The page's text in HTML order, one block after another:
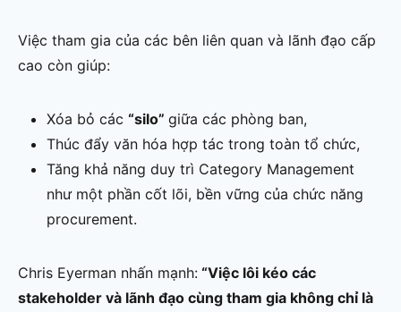
Việc tham gia của các bên liên quan và lãnh đạo cấp
cao còn giúp:
Xóa bỏ các “silo” giữa các phòng ban,
Thúc đẩy văn hóa hợp tác trong toàn tổ chức,
Tăng khả năng duy trì Category Management
như một phần cốt lõi, bền vững của chức năng
procurement.
Chris Eyerman nhấn mạnh: “Việc lôi kéo các
stakeholder và lãnh đạo cùng tham gia không chỉ là